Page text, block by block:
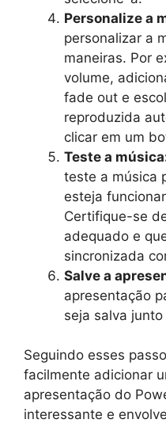
Personalize a
personalizar a
maneiras. Por
volume,
fade out e
reproduzida
clicar em um
Teste a
teste a música
esteja
Certifique-se
adequado e
sincronizada
Salve a
apresentação
seja salva
Seguindo esses
facilmente adicionar
apresentação do
interessante e